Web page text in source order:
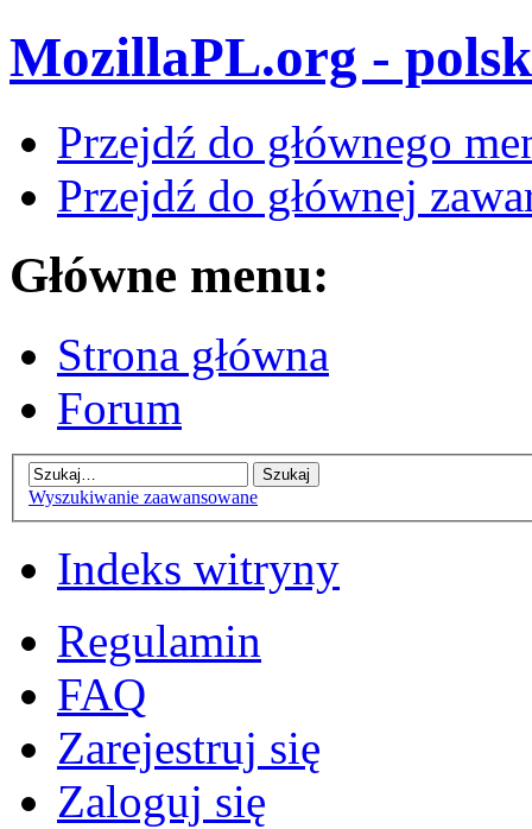
MozillaPL.org -
Przejdź do głównego
Przejdź do głównej
Główne menu:
Strona główna
Forum
Wyszukiwanie zaawansowane
Indeks witryny
Regulamin
FAQ
Zarejestruj się
Zaloguj się